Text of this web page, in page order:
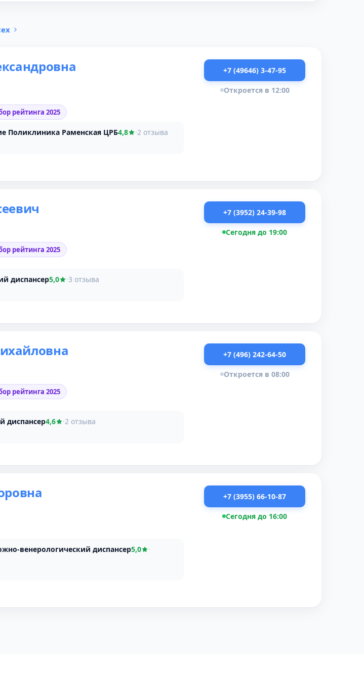
рейтинга 2025
Поликлиника Раменская ЦРБ4,8 ·2 отзыва
+7 (49646) 3-47-95
Откроется в 12:00
рейтинга 2025
диспансер5,0 ·3 отзыва
+7 (3952) 24-39-98
Сегодня до 19:00
рейтинга 2025
диспансер4,6 ·2 отзыва
+7 (496) 242-64-50
Откроется в 08:00
венерологический диспансер5,0
·
+7 (3955) 66-10-87
Сегодня до 16:00